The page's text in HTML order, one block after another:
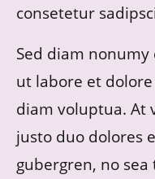
consetetur
Sed diam
ut labore et
diam voluptua. At
justo duo dolores
gubergren, no